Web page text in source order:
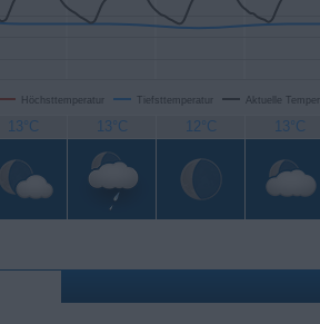
Höchsttemperatur Tiefsttemperatur Aktuelle
13°C 13°C 12°C 13°C